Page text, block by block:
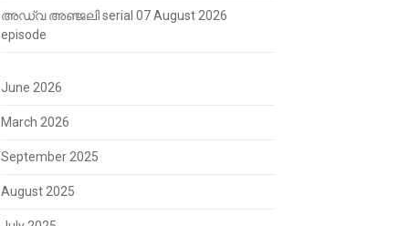
അഡ്വ അഞ്ജലി serial 07 August 2026
episode
June 2026
March 2026
September 2025
August 2025